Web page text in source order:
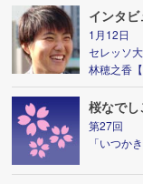
インタ
1月12日
セレッソ
林穂之香【
桜なで
第27回
「いつか